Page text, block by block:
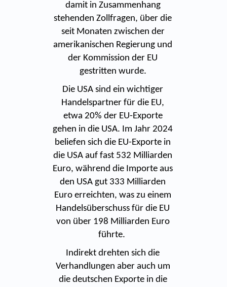
damit in Zusammenhang
stehenden Zollfragen, über die
seit Monaten zwischen der
amerikanischen Regierung und
der Kommission der EU
gestritten wurde.
Die USA sind ein wichtiger
Handelspartner für die EU,
etwa 20% der EU-Exporte
gehen in die USA. Im Jahr 2024
beliefen sich die EU-Exporte in
die USA auf fast 532 Milliarden
Euro, während die Importe aus
den USA gut 333 Milliarden
Euro erreichten, was zu einem
Handelsüberschuss für die EU
von über 198 Milliarden Euro
führte.
Indirekt drehten sich die
Verhandlungen aber auch um
die deutschen Exporte in die